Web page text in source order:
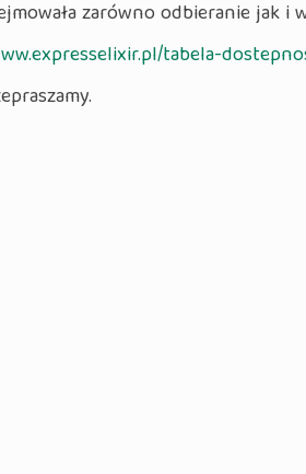
zarówno odbieranie jak i
tabela-